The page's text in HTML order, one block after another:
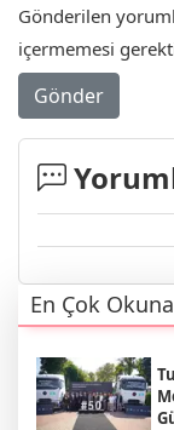
Gönderilen
içermemesi
Gönder
En Çok